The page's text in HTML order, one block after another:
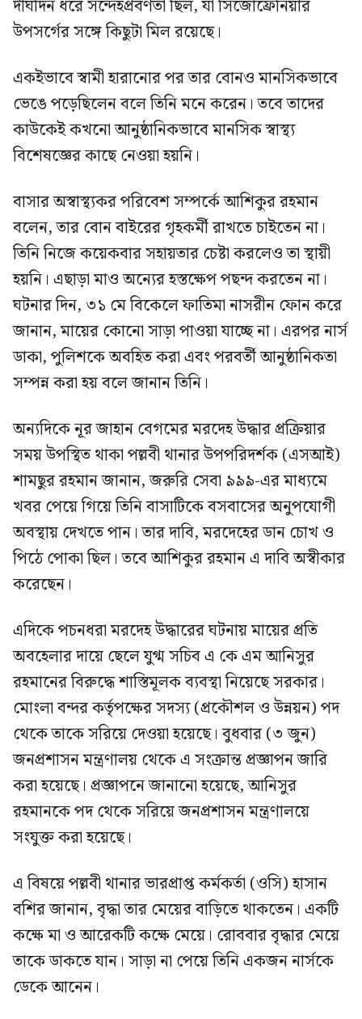
দীর্ঘদিন ধরে সন্দেহপ্রবণতা ছিল, যা সিজোফ্রেনিয়ার
উপসর্গের সঙ্গে কিছুটা মিল রয়েছে।
একইভাবে স্বামী হারানোর পর তার বোনও মানসিকভাবে
ভেঙে পড়েছিলেন বলে তিনি মনে করেন। তবে তাদের
কাউকেই কখনো আনুষ্ঠানিকভাবে মানসিক স্বাস্থ্য
বিশেষজ্ঞের কাছে নেওয়া হয়নি।
বাসার অস্বাস্থ্যকর পরিবেশ সম্পর্কে আশিকুর রহমান
বলেন, তার বোন বাইরের গৃহকর্মী রাখতে চাইতেন না।
তিনি নিজে কয়েকবার সহায়তার চেষ্টা করলেও তা স্থায়ী
হয়নি। এছাড়া মাও অন্যের হস্তক্ষেপ পছন্দ করতেন না।
ঘটনার দিন, ৩১ মে বিকেলে ফাতিমা নাসরীন ফোন করে
জানান, মায়ের কোনো সাড়া পাওয়া যাচ্ছে না। এরপর নার্স
ডাকা, পুলিশকে অবহিত করা এবং পরবর্তী আনুষ্ঠানিকতা
সম্পন্ন করা হয় বলে জানান তিনি।
অন্যদিকে নূর জাহান বেগমের মরদেহ উদ্ধার প্রক্রিয়ার
সময় উপস্থিত থাকা পল্লবী থানার উপপরিদর্শক (এসআই)
শামছুর রহমান জানান, জরুরি সেবা ৯৯৯-এর মাধ্যমে
খবর পেয়ে গিয়ে তিনি বাসাটিকে বসবাসের অনুপযোগী
অবস্থায় দেখতে পান। তার দাবি, মরদেহের ডান চোখ ও
পিঠে পোকা ছিল। তবে আশিকুর রহমান এ দাবি অস্বীকার
করেছেন।
এদিকে পচনধরা মরদেহ উদ্ধারের ঘটনায় মায়ের প্রতি
অবহেলার দায়ে ছেলে যুগ্ম সচিব এ কে এম আনিসুর
রহমানের বিরুদ্ধে শাস্তিমূলক ব্যবস্থা নিয়েছে সরকার।
মোংলা বন্দর কর্তৃপক্ষের সদস্য (প্রকৌশল ও উন্নয়ন) পদ
থেকে তাকে সরিয়ে দেওয়া হয়েছে। বুধবার (৩ জুন)
জনপ্রশাসন মন্ত্রণালয় থেকে এ সংক্রান্ত প্রজ্ঞাপন জারি
করা হয়েছে। প্রজ্ঞাপনে জানানো হয়েছে, আনিসুর
রহমানকে পদ থেকে সরিয়ে জনপ্রশাসন মন্ত্রণালয়ে
সংযুক্ত করা হয়েছে।
এ বিষয়ে পল্লবী থানার ভারপ্রাপ্ত কর্মকর্তা (ওসি) হাসান
বশির জানান, বৃদ্ধা তার মেয়ের বাড়িতে থাকতেন। একটি
কক্ষে মা ও আরেকটি কক্ষে মেয়ে। রোববার বৃদ্ধার মেয়ে
তাকে ডাকতে যান। সাড়া না পেয়ে তিনি একজন নার্সকে
ডেকে আনেন।